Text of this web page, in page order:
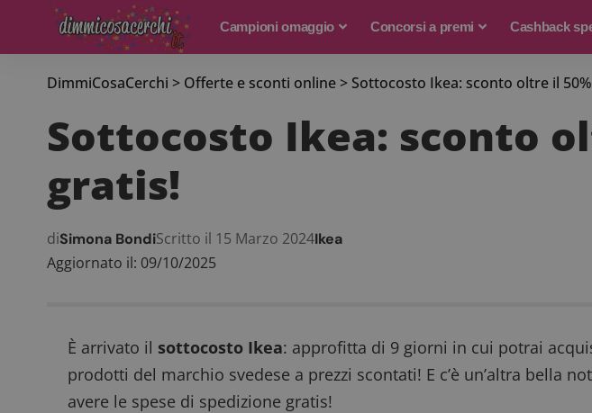
Campioni omaggio Concorsi a premi Cashback
DimmiCosaCerchi > Offerte e sconti online>Sottocosto Ikea: sconto oltre il
Sottocosto Ikea: sconto
gratis!
Aggiornato il: 09/10/2025
diSimona BondiScritto il 15 Marzo 2024Ikea
È arrivato il sottocosto Ikea: approfitta di 9 giorni in cui potrai
prodotti del marchio svedese a prezzi scontati! E c’è un’altra bella
avere le spese di spedizione gratis!